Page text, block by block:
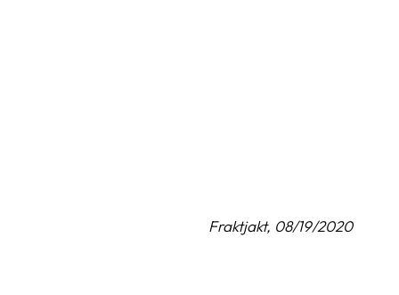
Fraktjakt, 08/19/2020